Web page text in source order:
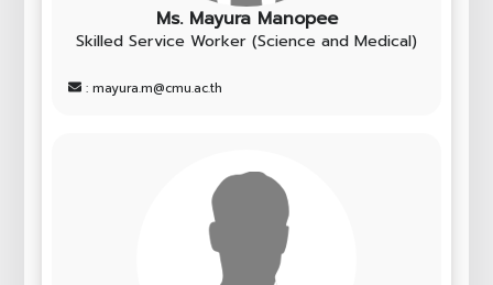
Ms. Mayura Manopee
Skilled Service Worker (Science and Medical)
: mayura.m@cmu.ac.th